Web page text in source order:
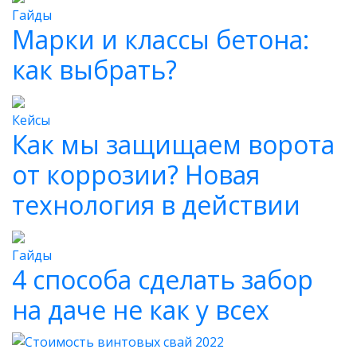
Гайды
Марки и классы бетона:
как выбрать?
Кейсы
Как мы защищаем ворота
от коррозии? Новая
технология в действии
Гайды
4 способа сделать забор
на даче не как у всех